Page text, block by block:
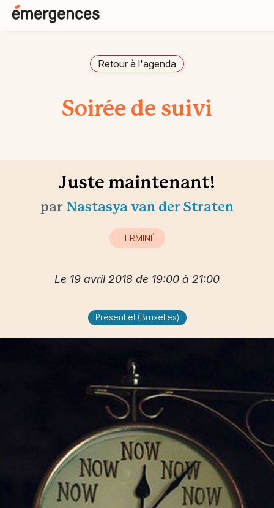
Retour à l'agenda
Soirée de suivi
Juste maintenant!
par Nastasya van der Straten
TERMINÉ
Le 19 avril 2018 de 19:00 à 21:00
Présentiel (Bruxelles)